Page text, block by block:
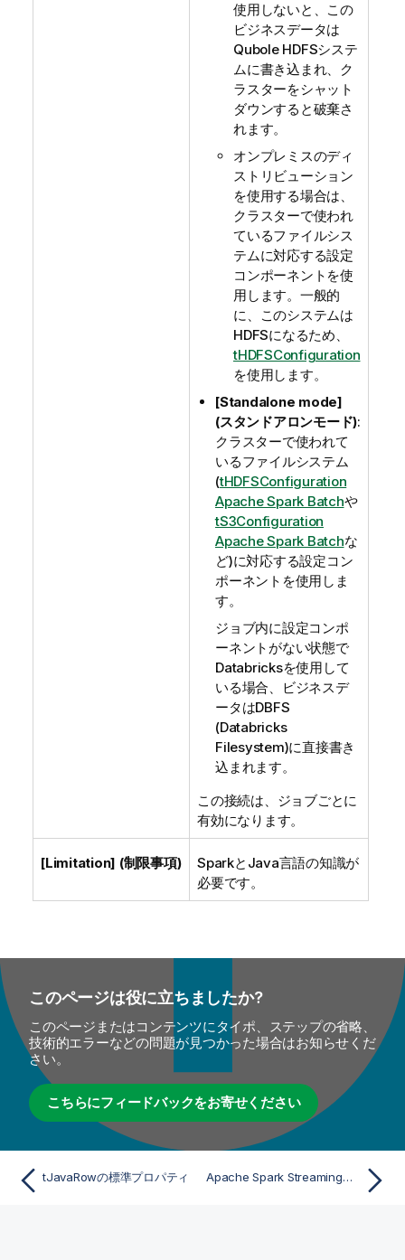
使用しないと、この
ビジネスデータは
Qubole HDFSシステ
ムに書き込まれ、ク
ラスターをシャット
ダウンすると破棄さ
れます。
オンプレミスのディ
ストリビューション
を使用する場合は、
クラスターで使われ
ているファイルシス
テムに対応する設定
コンポーネントを使
用します。一般的
に、このシステムは
HDFSになるため、
tHDFSConfiguration
を使用します。
[Standalone mode]
(スタンドアロンモード):
クラスターで使われて
いるファイルシステム
(tHDFSConfiguration
Apache Spark Batchや
tS3Configuration
Apache Spark Batchな
ど)に対応する設定コン
ポーネントを使用しま
す。
ジョブ内に設定コンポ
ーネントがない状態で
Databricksを使用して
いる場合、ビジネスデ
ータはDBFS
(Databricks
Filesystem)に直接書き
込まれます。
この接続は、ジョブごとに
有効になります。
[Limitation] (制限事項)
SparkとJava言語の知識が
必要です。
このページは役に立ちましたか?
このページまたはコンテンツにタイポ、ステップの省略、
技術的エラーなどの問題が見つかった場合はお知らせくだ
さい。
こちらにフィードバックをお寄せください
tJavaRowの標準プロパティ Apache Spark StreamingのtJavaRowプロパティ